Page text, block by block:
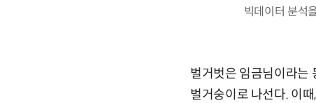
빅데이터 분석
벌거벗은 임금님이라는
벌거숭이로 나선다. 이